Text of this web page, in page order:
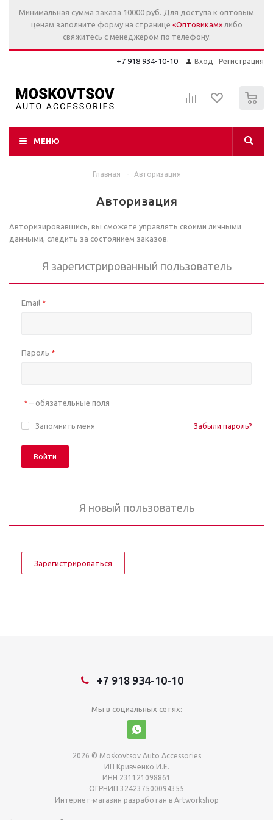
Минимальная сумма заказа 10000 руб. Для доступа к оптовым
ценам заполните форму на странице «Оптовикам»либо
свяжитесь с менеджером по телефону.
Вход Регистрация
+7 918 934-10-10
МЕНЮ
Главная - Авторизация
Авторизация
Авторизировавшись, вы сможете управлять своими личными
данными, следить за состоянием заказов.
Я зарегистрированный пользователь
Email *
Пароль *
* – обязательные поля
Забыли пароль?
Запомнить меня
Войти
Я новый пользователь
Зарегистрироваться
+7 918 934-10-10
Мы в социальных сетях:
2026 © Moskovtsov Auto Accessories
ИП Кривченко И.Е.
ИНН 231121098861
ОГРНИП 324237500094355
Интернет-магазин разработан в Artworkshop